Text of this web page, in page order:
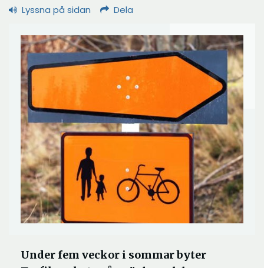
Lyssna på sidan Dela
Under fem veckor i sommar byter